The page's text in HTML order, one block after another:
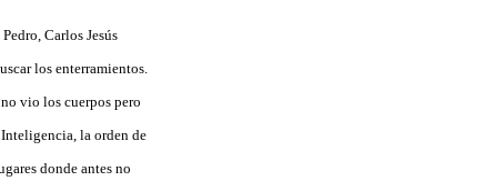
Carlos Jesús
los enterramientos.
vio los cuerpos pero
la orden de
donde antes no